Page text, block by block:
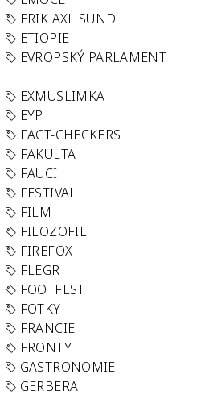
ERIK AXL SUND
ETIOPIE
EVROPSKÝ PARLAMENT
EXMUSLIMKA
EYP
FACT-CHECKERS
FAKULTA
FAUCI
FESTIVAL
FILM
FILOZOFIE
FIREFOX
FLEGR
FOOTFEST
FOTKY
FRANCIE
FRONTY
GASTRONOMIE
GERBERA